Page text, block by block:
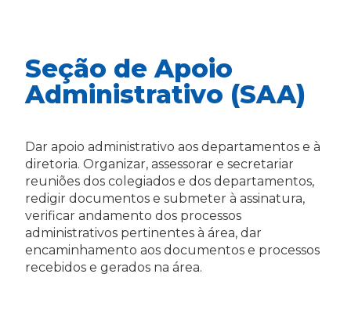
Seção de Apoio
Administrativo (SAA)
Dar apoio administrativo aos departamentos e à
diretoria. Organizar, assessorar e secretariar
reuniões dos colegiados e dos departamentos,
redigir documentos e submeter à assinatura,
verificar andamento dos processos
administrativos pertinentes à área, dar
encaminhamento aos documentos e processos
recebidos e gerados na área.